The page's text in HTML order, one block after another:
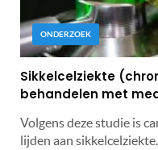
ONDERZOEK
Sikkelcelziekte
behandelen met
Volgens deze studie is
lijden aan